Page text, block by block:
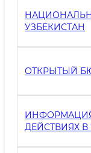
УЗБЕКИСТАН
ОТКРЫТЫЙ
ДЕЙСТВИЯХ